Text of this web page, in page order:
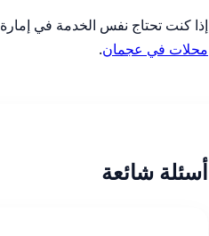
إذا كنت تحتاج نفس الخدمة في
محلات في عجمان.
أسئلة شائعة